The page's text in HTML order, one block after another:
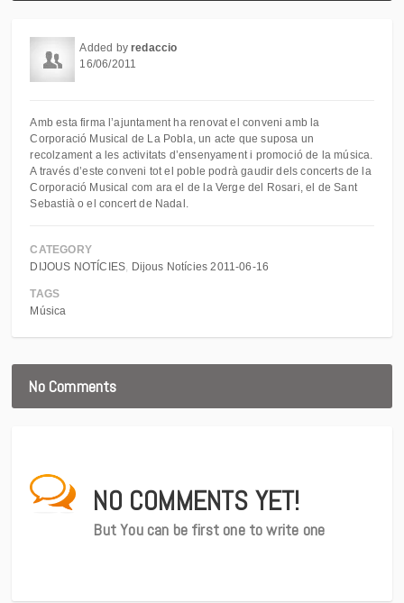
Added byredaccio
16/06/2011
Amb esta firma l’ajuntament ha renovat el conveni amb la
Corporació Musical de La Pobla, un acte que suposa un
recolzament a les activitats d’ensenyament i promoció de la música.
A través d’este conveni tot el poble podrà gaudir dels concerts de la
Corporació Musical com ara el de la Verge del Rosari, el de Sant
Sebastià o el concert de Nadal.
CATEGORY
DIJOUS NOTÍCIES
Dijous Notícies 2011-06-16
TAGS
Música
No Comments
NO COMMENTS YET!
But You can be first one to write one